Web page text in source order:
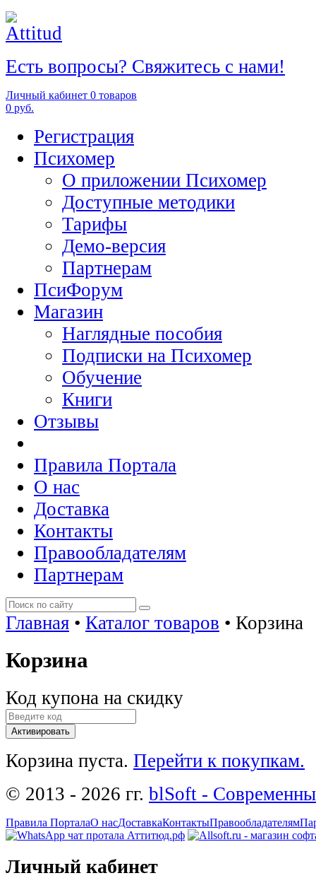
Есть вопросы? Свяжитесь с нами!
Личный кабинет 0 товаров
0 руб.
Регистрация
Психомер
О приложении Психомер
Доступные методики
Тарифы
Демо-версия
Партнерам
ПсиФорум
Магазин
Наглядные пособия
Подписки на Психомер
Обучение
Книги
Отзывы
Правила Портала
О нас
Доставка
Контакты
Правообладателям
Партнерам
Главная • Каталог товаров • Корзина
Корзина
Код купона на скидку
Активировать
Корзина пуста. Перейти к покупкам.
© 2013 - 2026 гг. blSoft -
Правила ПорталаО насДоставкаКонтактыПравообладателям
Личный кабинет